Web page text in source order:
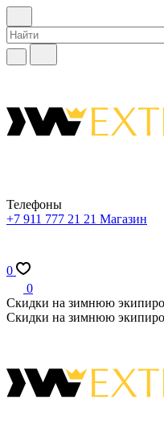
Телефоны
+7 911 777 21 21 Магазин
0
0
Скидки на зимнюю
Скидки на зимнюю